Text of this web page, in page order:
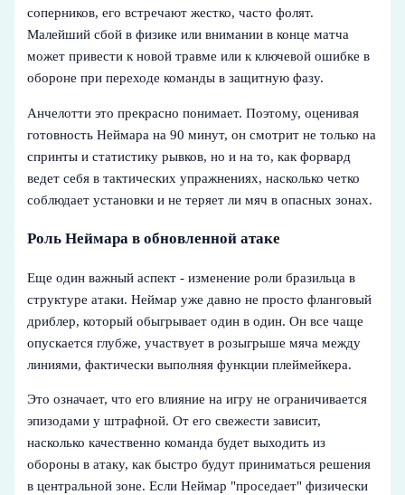
соперников, его встречают жестко, часто фолят.
Малейший сбой в физике или внимании в конце матча
может привести к новой травме или к ключевой ошибке в
обороне при переходе команды в защитную фазу.
Анчелотти это прекрасно понимает. Поэтому, оценивая
готовность Неймара на 90 минут, он смотрит не только на
спринты и статистику рывков, но и на то, как форвард
ведет себя в тактических упражнениях, насколько четко
соблюдает установки и не теряет ли мяч в опасных зонах.
Роль Неймара в обновленной атаке
Еще один важный аспект - изменение роли бразильца в
структуре атаки. Неймар уже давно не просто фланговый
дриблер, который обыгрывает один в один. Он все чаще
опускается глубже, участвует в розыгрыше мяча между
линиями, фактически выполняя функции плеймейкера.
Это означает, что его влияние на игру не ограничивается
эпизодами у штрафной. От его свежести зависит,
насколько качественно команда будет выходить из
обороны в атаку, как быстро будут приниматься решения
в центральной зоне. Если Неймар "проседает" физически